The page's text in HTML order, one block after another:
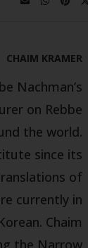
CHAIM KRAMER
Nachman’s
on Rebbe
the world.
since its
of
currently in
Chaim
the Narrow